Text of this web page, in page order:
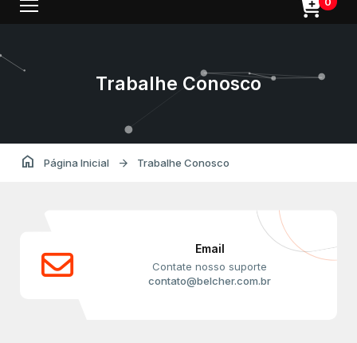
Trabalhe Conosco
home Página Inicial arrow_forward Trabalhe Conosco
Email
Contate nosso suporte
contato@belcher.com.br